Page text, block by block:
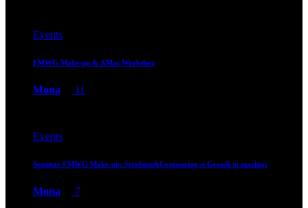
Events
FMWG Make-up & XMas Workshop
Mona 11
Events
Seminar FMWG Make-up: Strobing&Contouring si Greseli in machiaj
Mona 7